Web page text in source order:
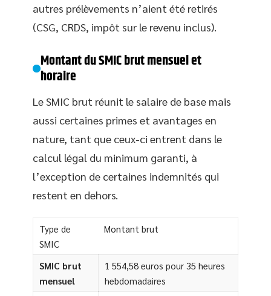
autres prélèvements n’aient été retirés
(CSG, CRDS, impôt sur le revenu inclus).
Montant du SMIC brut mensuel et
horaire
Le SMIC brut réunit le salaire de base mais
aussi certaines primes et avantages en
nature, tant que ceux-ci entrent dans le
calcul légal du minimum garanti, à
l’exception de certaines indemnités qui
restent en dehors.
Type de
SMIC
Montant brut
SMIC brut
mensuel
1 554,58 euros pour 35 heures
hebdomadaires